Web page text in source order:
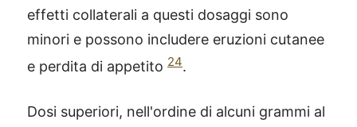
effetti collaterali a questi dosaggi sono
minori e possono includere eruzioni cutanee
e perdita di appetito 24.
Dosi superiori, nell'ordine di alcuni grammi al